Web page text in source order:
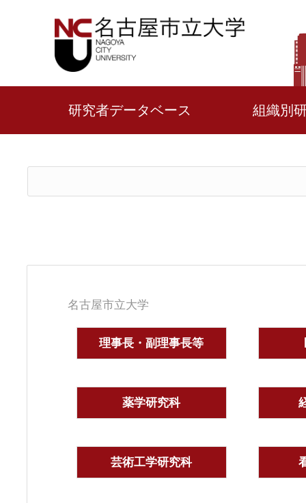
研究者データベース 組織別
名古屋市立大学
理事長・副理事長等
薬学研究科
芸術工学研究科